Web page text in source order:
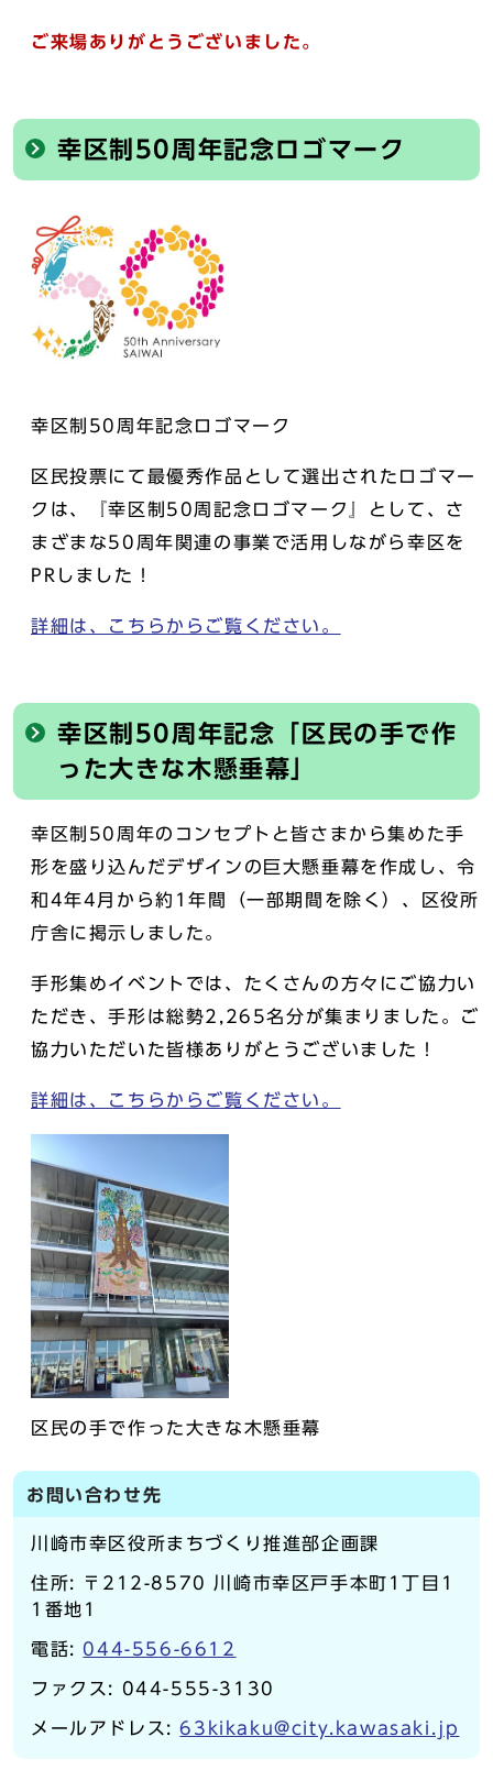
ご来場ありがとうございました。
幸区制50周年記念ロゴマーク
幸区制50周年記念ロゴマーク
区民投票にて最優秀作品として選出されたロゴマー
クは、『幸区制50周記念ロゴマーク』として、さ
まざまな50周年関連の事業で活用しながら幸区を
PRしました！
詳細は、こちらからご覧ください。
幸区制50周年記念「区民の手で作
った大きな木懸垂幕」
幸区制50周年のコンセプトと皆さまから集めた手
形を盛り込んだデザインの巨大懸垂幕を作成し、令
和4年4月から約1年間（一部期間を除く）、区役所
庁舎に掲示しました。
手形集めイベントでは、たくさんの方々にご協力い
ただき、手形は総勢2,265名分が集まりました。ご
協力いただいた皆様ありがとうございました！
詳細は、こちらからご覧ください。
区民の手で作った大きな木懸垂幕
お問い合わせ先
川崎市幸区役所まちづくり推進部企画課
住所: 〒212-8570 川崎市幸区戸手本町1丁目1
1番地1
電話: 044-556-6612
ファクス: 044-555-3130
メールアドレス:63kikaku@city.kawasaki.jp